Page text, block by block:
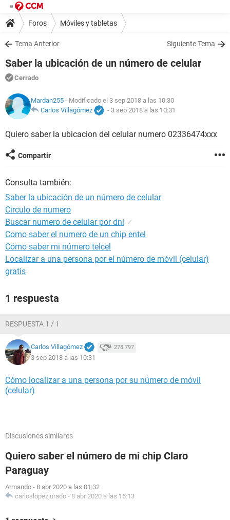
Foros Móviles y tabletas
Tema Anterior Siguiente Tema
Saber la ubicación de un número de celular
Cerrado
Mardan255 - Modificado el 3 sep 2018 a las 10:30
Carlos Villagómez
- 3 sep 2018 a las 10:31
Quiero saber la ubicacion del celular numero 02336474xxx
Compartir
Consulta también:
Saber la ubicación de un número de celular
Circulo de numero
Buscar numero de celular por dni ✓
Como saber el numero de un chip entel
Cómo saber mi número telcel
Localizar a una persona por el número de móvil (celular)
gratis
1 respuesta
RESPUESTA 1 / 1
Carlos Villagómez 278.797
3 sep 2018 a las 10:31
Cómo localizar a una persona por su número de móvil
(celular)
Discusiones similares
Quiero saber el número de mi chip Claro
Paraguay
Armando - 8 abr 2020 a las 01:32
carloslopezjurado - 8 abr 2020 a las 16:13